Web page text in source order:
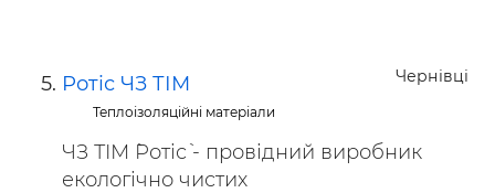
Чернівці
Ротіс ЧЗ ТІМ
Теплоізоляційні матеріали
ЧЗ ТІМ `Ротіс` - провідний виробник
екологічно чистих